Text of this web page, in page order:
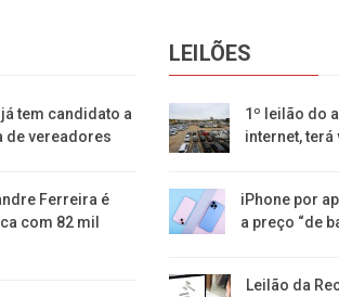
tem candidato a
de vereadores
Ferreira é
com 82 mil
LEILÕES
1º leilão do
internet, terá
iPhone por
a preço “de
Leilão da